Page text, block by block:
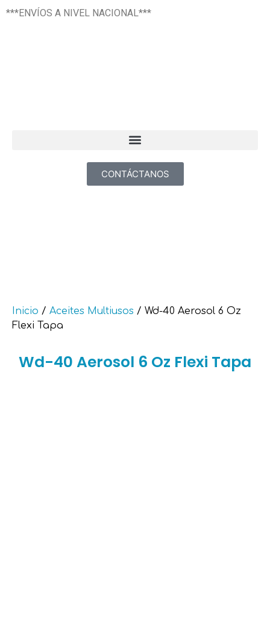
Texsal Venezuela –
***ENVÍOS A NIVEL NACIONAL***
CONTÁCTANOS
Inicio / Aceites Multiusos / Wd-40 Aerosol 6 Oz
Flexi Tapa
Wd-40 Aerosol 6 Oz Flexi Tapa